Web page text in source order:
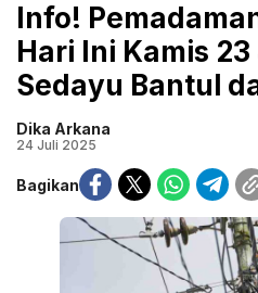
Info!
Hari Ini Kamis
Sedayu Bantul
Dika Arkana
24 Juli 2025
Bagikan